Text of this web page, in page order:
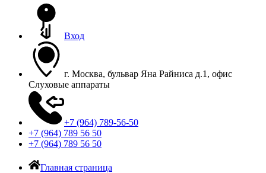
Вход
г. Москва, бульвар Яна Райниса д.1, офис
Слуховые аппараты
+7 (964) 789-56-50
+7 (964) 789 56 50
+7 (964) 789 56 50
Главная страница